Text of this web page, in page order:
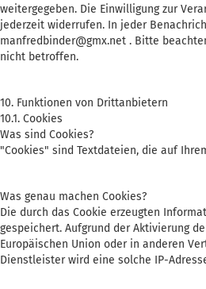
weitergegeben. Die Einwilligung zur
jederzeit widerrufen. In jeder
manfredbinder@gmx.net . Bitte
nicht betroffen.
10. Funktionen von Drittanbietern
10.1. Cookies
Was sind Cookies?
"Cookies" sind Textdateien, die auf
Was genau machen Cookies?
Die durch das Cookie erzeugten
gespeichert. Aufgrund der Aktivierung
Europäischen Union oder in anderen
Dienstleister wird eine solche IP-